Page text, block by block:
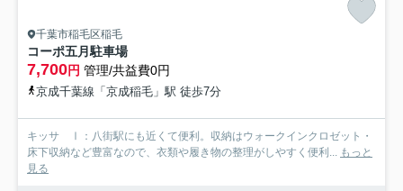
千葉市稲毛区稲毛
コーポ五月駐車場
7,700円 管理/共益費0円
京成千葉線「京成稲毛」駅 徒歩7分
キッサ Ⅰ：八街駅にも近くて便利。収納はウォークインクロゼット・
床下収納など豊富なので、衣類や履き物の整理がしやすく便利... もっと
見る